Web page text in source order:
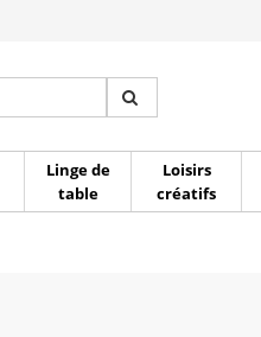
Linge de
table
Loisirs
créatifs